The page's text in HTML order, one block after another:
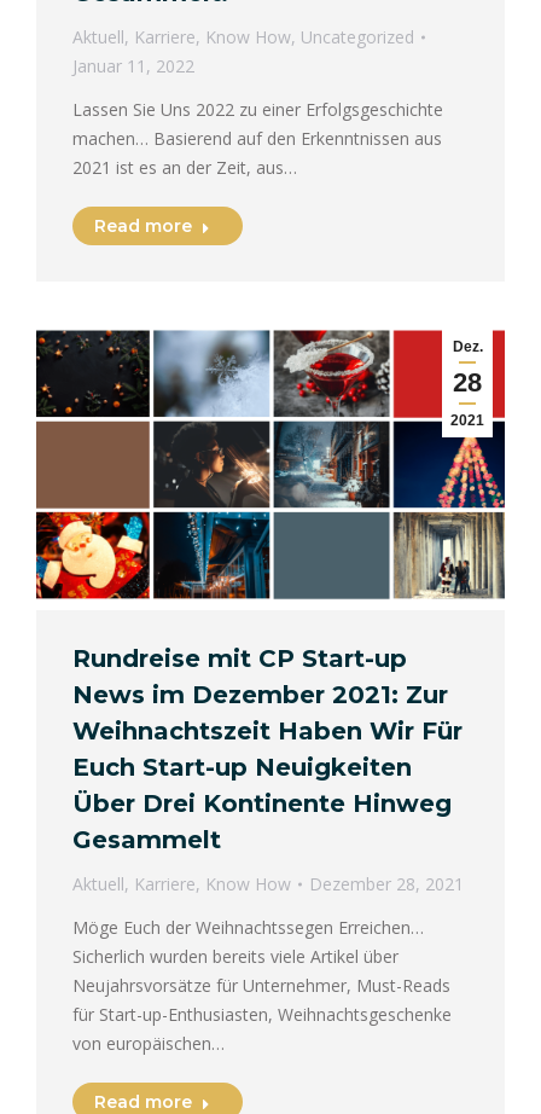
Aktuell, Karriere, Know How, Uncategorized
Januar 11, 2022
Lassen Sie Uns 2022 zu einer Erfolgsgeschichte
machen… Basierend auf den Erkenntnissen aus
2021 ist es an der Zeit, aus…
Read more
Dez.
28
2021
Rundreise mit CP Start-up
News im Dezember 2021: Zur
Weihnachtszeit Haben Wir Für
Euch Start-up Neuigkeiten
Über Drei Kontinente Hinweg
Gesammelt
Aktuell, Karriere, Know How
Dezember 28, 2021
Möge Euch der Weihnachtssegen Erreichen…
Sicherlich wurden bereits viele Artikel über
Neujahrsvorsätze für Unternehmer, Must-Reads
für Start-up-Enthusiasten, Weihnachtsgeschenke
von europäischen…
Read more